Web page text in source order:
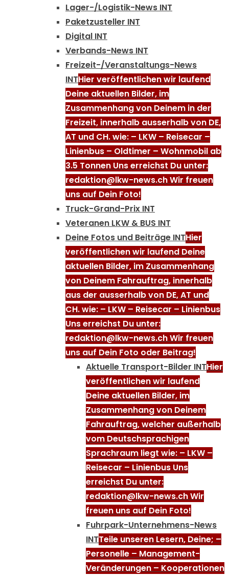
Lager-/Logistik-News INT
Paketzusteller INT
Digital INT
Verbands-News INT
Freizeit-/Veranstaltungs-News
INTHier veröffentlichen wir laufend
Deine aktuellen Bilder, im
Zusammenhang von Deinem in der
Freizeit, innerhalb ausserhalb von DE,
AT und CH. wie: – LKW – Reisecar –
Linienbus – Oldtimer – Wohnmobil ab
3.5 Tonnen Uns erreichst Du unter:
redaktion@lkw-news.ch Wir freuen
uns auf Dein Foto!
Truck-Grand-Prix INT
Veteranen LKW & BUS INT
Deine Fotos und Beiträge INTHier
veröffentlichen wir laufend Deine
aktuellen Bilder, im Zusammenhang
von Deinem Fahrauftrag, innerhalb
aus der ausserhalb von DE, AT und
CH. wie: – LKW – Reisecar – Linienbus
Uns erreichst Du unter:
redaktion@lkw-news.ch Wir freuen
uns auf Dein Foto oder Beitrag!
Aktuelle Transport-Bilder INTHier
veröffentlichen wir laufend
Deine aktuellen Bilder, im
Zusammenhang von Deinem
Fahrauftrag, welcher außerhalb
vom Deutschsprachigen
Sprachraum liegt wie: – LKW –
Reisecar – Linienbus Uns
erreichst Du unter:
redaktion@lkw-news.ch Wir
freuen uns auf Dein Foto!
Fuhrpark-Unternehmens-News
INTTeile unseren Lesern, Deine; –
Personelle – Management-
Veränderungen – Kooperationen